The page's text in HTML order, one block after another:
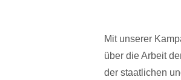
Mit unserer
über die Arbeit
der staatlichen